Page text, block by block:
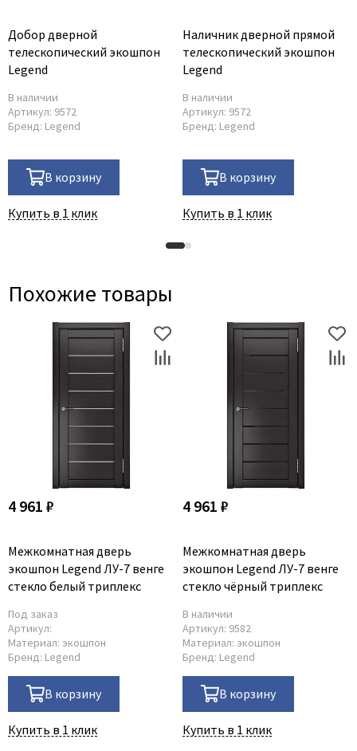
Добор дверной
телескопический экошпон
Legend
В наличии
Артикул: 9572
Бренд: Legend
В корзину
Купить в 1 клик
Наличник дверной прямой
телескопический экошпон
Legend
В наличии
Артикул: 9572
Бренд: Legend
В корзину
Купить в 1 клик
Похожие товары
4 961 ₽
Межкомнатная дверь
экошпон Legend ЛУ-7 венге
стекло белый триплекс
Под заказ
Артикул:
Материал: экошпон
Бренд: Legend
В корзину
Купить в 1 клик
4 961 ₽
Межкомнатная дверь
экошпон Legend ЛУ-7 венге
стекло чёрный триплекс
В наличии
Артикул: 9582
Материал: экошпон
Бренд: Legend
В корзину
Купить в 1 клик